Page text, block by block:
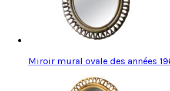
Miroir mural ovale des années